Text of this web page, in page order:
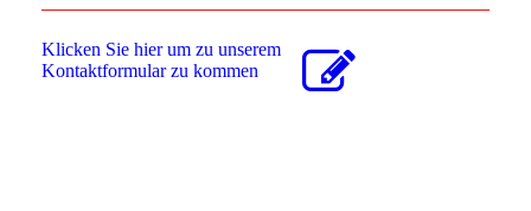
Klicken Sie hier um zu unserem
Kon­takt­for­mu­lar zu kommen